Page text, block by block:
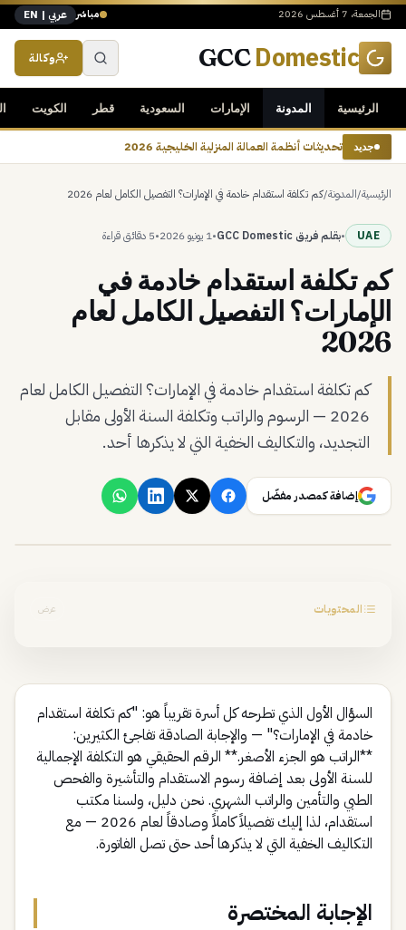
الجمعة، 7 أغسطس 2026 مباشر عربي | EN
GCC Domestic وكالة
الرئيسية المدونة الإمارات السعودية قطر الكويت
جديد تحديثات أنظمة العمالة المنزلية الخليجية 2026
الرئيسية/المدونة/كم تكلفة استقدام خادمة في الإمارات؟ التفصيل الكامل لعام 2026
UAE
•بقلم فريق GCC Domestic •1 يونيو 2026 •5 دقائق قراءة
كم تكلفة استقدام خادمة في
الإمارات؟ التفصيل الكامل لعام
2026
كم تكلفة استقدام خادمة في الإمارات؟ التفصيل الكامل لعام
2026 — الرسوم والراتب وتكلفة السنة الأولى مقابل
التجديد، والتكاليف الخفية التي لا يذكرها أحد.
إضافة كمصدر مفضّل
السؤال الأول الذي تطرحه كل أسرة تقريباً هو: "كم تكلفة استقدام
خادمة في الإمارات؟" — والإجابة الصادقة تفاجئ الكثيرين:
**الراتب هو الجزء الأصغر.** الرقم الحقيقي هو التكلفة الإجمالية
للسنة الأولى بعد إضافة رسوم الاستقدام والتأشيرة والفحص
الطبي والتأمين والراتب الشهري. نحن دليل، ولسنا مكتب
استقدام، لذا إليك تفصيلاً كاملاً وصادقاً لعام 2026 — مع
التكاليف الخفية التي لا يذكرها أحد حتى تصل الفاتورة.
الإجابة المختصرة
المحتويات عرض